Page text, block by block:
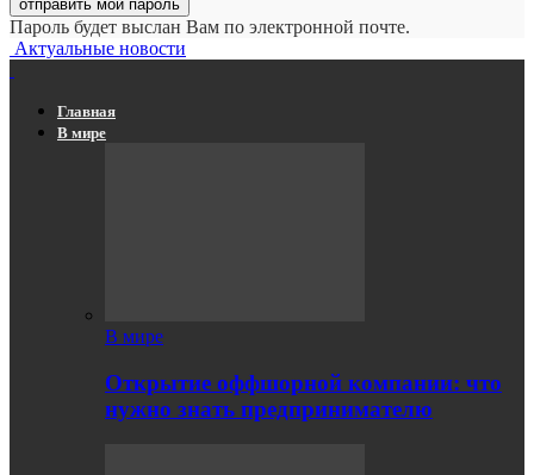
Пароль будет выслан Вам по электронной почте.
Актуальные новости
Главная
В мире
В мире
Открытие оффшорной компании: что
нужно знать предпринимателю